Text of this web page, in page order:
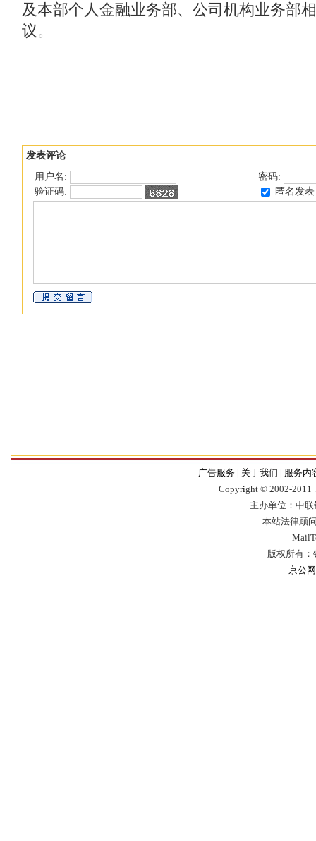
及本部个人金融业务部、公司机构业务部
议。
发表评论
用户名:
密码:
验证码:
匿名发表
广告服务 | 关于我们 | 服务内
Copyright © 2002-2011
主办单位：中
本站法律顾
版权所有
京公